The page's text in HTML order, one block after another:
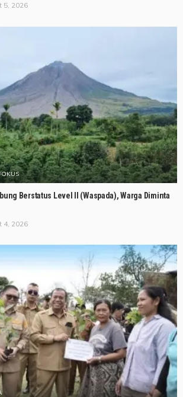
5, 2026
Berstatus Level II (Waspada), Warga Diminta
4, 2026